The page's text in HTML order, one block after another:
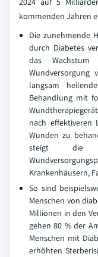
kommenden Jahren
Die zunehmende
durch Diabetes
das Wachstum
Wundversorgung
langsam
Behandlung mit
nach effektiveren
Wunden zu
steigt die
Krankenhäusern,
So sind
Menschen von
Millionen in den
gehen 80 % der
Menschen mit
erhöhten